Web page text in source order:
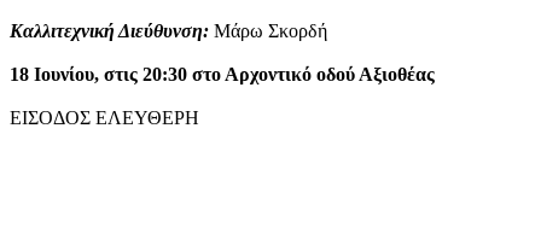
Καλλιτεχνική Διεύθυνση: Μάρω Σκορδή
18 Ιουνίου, στις 20:30 στο Αρχοντικό οδού Αξιοθέας
ΕΙΣΟΔΟΣ ΕΛΕΥΘΕΡΗ